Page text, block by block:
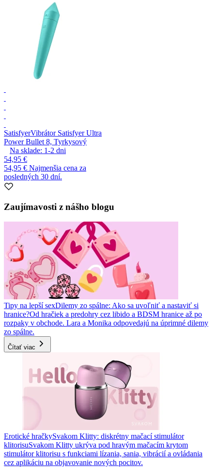
SatisfyerVibrátor Satisfyer Ultra
Power Bullet 8, Tyrkysový
Na sklade: 1-2 dni
54,95 €
54,95 € Najmenšia cena za
posledných 30 dní.
Zaujímavosti z nášho blogu
Tipy na lepší sexDilemy zo spálne: Ako sa uvoľniť a nastaviť si
hranice?Od hračiek a predohry cez libido a BDSM hranice až po
rozpaky v obchode. Lara a Monika odpovedajú na úprimné dilemy
zo spálne.
Čítať viac
Erotické hračkySvakom Klitty: diskrétny mačací stimulátor
klitorisuSvakom Klitty ukrýva pod hravým mačacím krytom
stimulátor klitorisu s funkciami lízania, sania, vibrácií a ovládania
cez aplikáciu na objavovanie nových pocitov.